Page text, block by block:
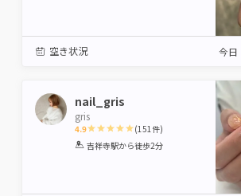
空き状況 今日
nail_gris
gris
4.9
1 2 3 4 5
(151 件)
吉祥寺駅から徒歩2分